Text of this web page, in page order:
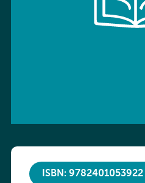
ISBN: 9782401053922